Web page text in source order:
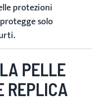
protezioni
solo
PELLE
REPLICA